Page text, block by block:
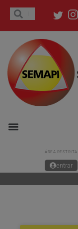
ÁREA RESTRITA
entrar